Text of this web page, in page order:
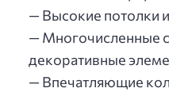
— Высокие потолки
— Многочисленные
декоративные
— Впечатляющие